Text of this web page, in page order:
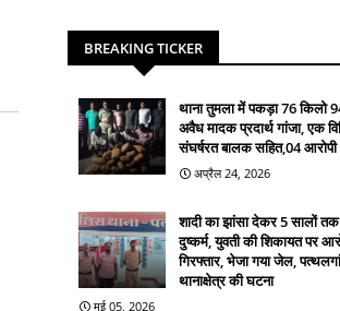
BREAKING TICKER
थाना तुमला में पकड़ा 76 किलो
अवैध मादक प्रदार्थ गांजा, एक
संघर्षरत बालक सहित,04 आरोपी
अप्रैल 24, 2026
शादी का झांसा देकर 5 सालों तक
दुष्कर्म, युवती की शिकायत पर
गिरफ्तार, भेजा गया जेल,
थानाक्षेत्र की घटना
मई 05, 2026